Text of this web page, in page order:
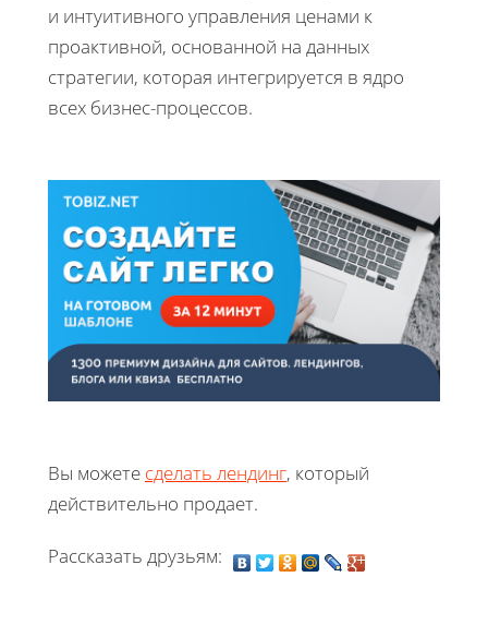
и интуитивного управления ценами к
проактивной, основанной на данных
стратегии, которая интегрируется в ядро
всех бизнес-процессов.
Вы можете сделать лендинг, который
действительно продает.
Рассказать друзьям: